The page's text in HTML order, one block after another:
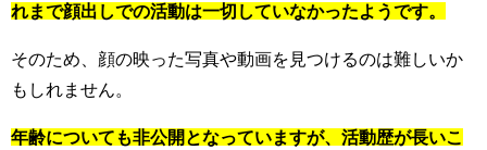
れまで顔出しでの活動は一切していなかったようです。
そのため、顔の映った写真や動画を見つけるのは難しいか
もしれません。
年齢についても非公開となっていますが、活動歴が長いこ